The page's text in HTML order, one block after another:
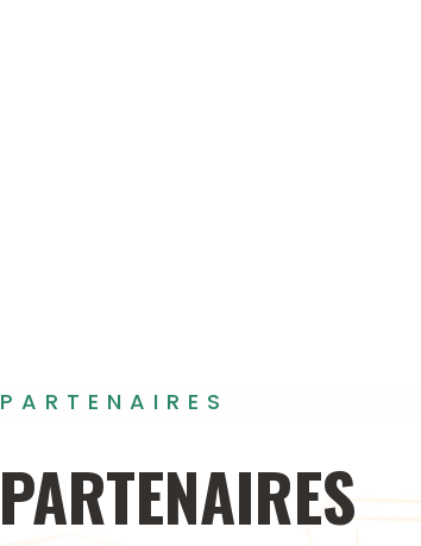
PARTENAIRES
PARTENAIRES